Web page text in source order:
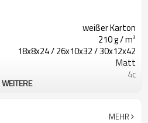
weißer Karton
210 g / m²
18x8x24 / 26x10x32 / 30x12x42
Matt
4c
WEITERE
MEHR